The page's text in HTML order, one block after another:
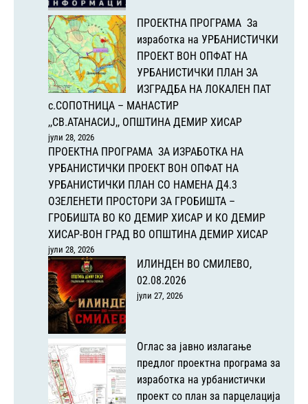
ПРОЕКТНА ПРОГРАМА За
изработка на УРБАНИСТИЧКИ
ПРОЕКТ ВОН ОПФАТ НА
УРБАНИСТИЧКИ ПЛАН ЗА
ИЗГРАДБА НА ЛОКАЛЕН ПАТ
с.СОПОТНИЦА – МАНАСТИР
,,СВ.АТАНАСИЈ,, ОПШТИНА ДЕМИР ХИСАР
јули 28, 2026
ПРОЕКТНА ПРОГРАМА ЗА ИЗРАБОТКА НА
УРБАНИСТИЧКИ ПРОЕКТ ВОН ОПФАТ НА
УРБАНИСТИЧКИ ПЛАН СО НАМЕНА Д4.3
ОЗЕЛЕНЕТИ ПРОСТОРИ ЗА ГРОБИШТА –
ГРОБИШТА ВО КО ДЕМИР ХИСАР И КО ДЕМИР
ХИСАР-ВОН ГРАД ВО ОПШТИНА ДЕМИР ХИСАР
јули 28, 2026
ИЛИНДЕН ВО СМИЛЕВО,
02.08.2026
јули 27, 2026
Оглас за јавно излагање
предлог проектна програма за
изработка на урбанистички
проект со план за парцелација